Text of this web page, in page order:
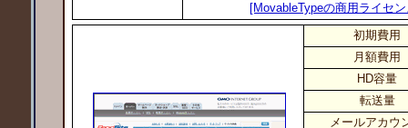
[MovableTypeの商用ライセ
初期費用
月額費用
HD容量
転送量
メールアカウ